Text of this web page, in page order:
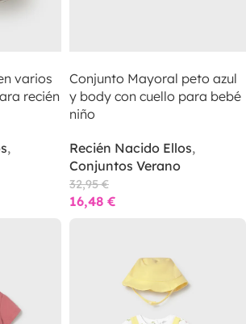
varios
recién
,
Conjunto Mayoral peto azul
y body con cuello para bebé
niño
Recién Nacido Ellos,
Conjuntos Verano
32,95€
16,48 €